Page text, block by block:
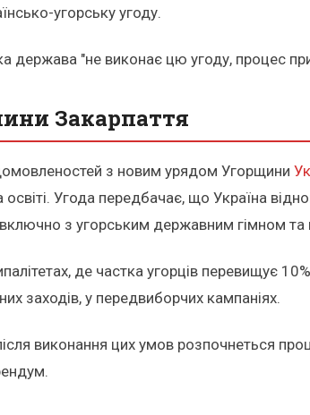
угорську угоду.
держава "не виконає цю угоду, процес
Закарпаття
з новим урядом Угорщини
освіті. Угода передбачає, що Україна
з угорським державним гімном
де частка угорців перевищує
заходів, у передвиборчих кампаніях.
виконання цих умов розпочнеться